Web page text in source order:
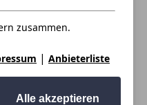
zusammen.
| Anbieterliste
Alle akzeptieren